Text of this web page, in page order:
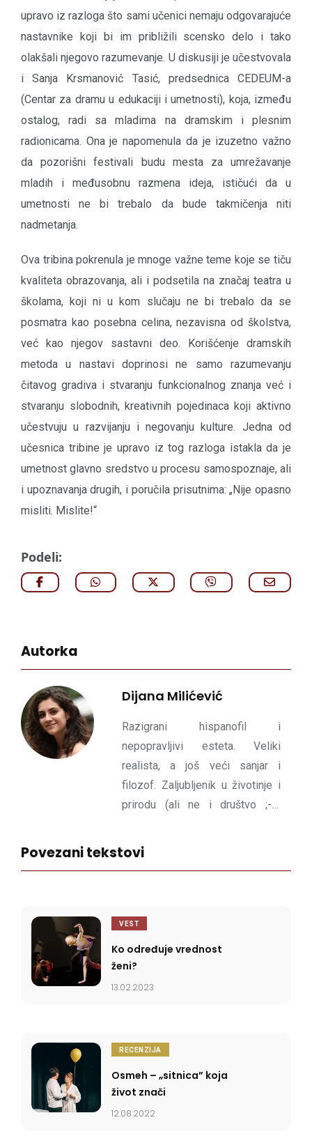
upravo iz razloga što sami učenici nemaju odgovarajuće
nastavnike koji bi im približili scensko delo i tako
olakšali njegovo razumevanje. U diskusiji je učestvovala
i Sanja Krsmanović Tasić, predsednica CEDEUM-a
(Centar za dramu u edukaciji i umetnosti), koja, između
ostalog, radi sa mladima na dramskim i plesnim
radionicama. Ona je napomenula da je izuzetno važno
da pozorišni festivali budu mesta za umrežavanje
mladih i međusobnu razmena ideja, ističući da u
umetnosti ne bi trebalo da bude takmičenja niti
nadmetanja.
Ova tribina pokrenula je mnoge važne teme koje se tiču
kvaliteta obrazovanja, ali i podsetila na značaj teatra u
školama, koji ni u kom slučaju ne bi trebalo da se
posmatra kao posebna celina, nezavisna od školstva,
već kao njegov sastavni deo. Korišćenje dramskih
metoda u nastavi doprinosi ne samo razumevanju
čitavog gradiva i stvaranju funkcionalnog znanja već i
stvaranju slobodnih, kreativnih pojedinaca koji aktivno
učestvuju u razvijanju i negovanju kulture. Jedna od
učesnica tribine je upravo iz tog razloga istakla da je
umetnost glavno sredstvo u procesu samospoznaje, ali
i upoznavanja drugih, i poručila prisutnima: „Nije opasno
misliti. Mislite!“
Podeli:
Autorka
Dijana Milićević
Razigrani hispanofil i
nepopravljivi esteta. Veliki
realista, a još veći sanjar i
filozof. Zaljubljenik u životinje i
prirodu (ali ne i društvo ;-)),
sve ono što inspiriše,
Povezani tekstovi
VEST
Ko određuje vrednost
ženi?
13.02.2023
RECENZIJA
Osmeh – „sitnica” koja
život znači
12.08.2022